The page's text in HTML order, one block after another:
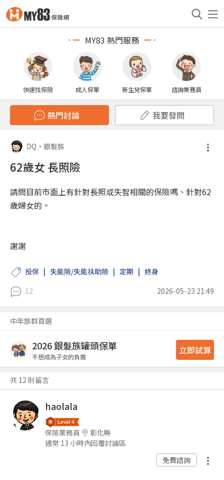
MY83 熱門服務
快速找保險 成人保單 新生兒保單 諮詢業務員
熱門討論 我要發問
DQ • 銀髮族
62歲女 長照險
請問目前市面上有針對長照或失智相關的保險嗎、針對62
歲婦女的。
謝謝
投保 失能險/失能扶助險 定期
終身
12
2026-05-23 21:49
中年族群首選
2026 銀髮族罐頭保單
不想成為子女的負擔
立即試算
共 12 則留言
haolala
保險業務員
彰化縣
通常 13 小時內回覆討論區
免費諮詢